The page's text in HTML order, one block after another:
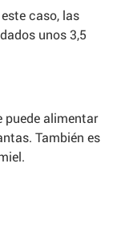
caso, las
unos 3,5
puede alimentar
También es